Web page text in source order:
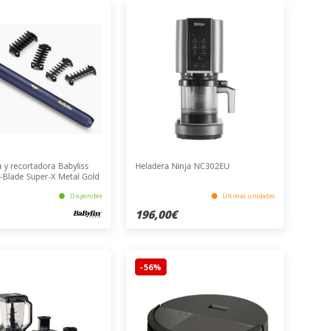
y recortadora Babyliss
Blade Super-X Metal Gold
Disponible
Heladera Ninja NC302EU
Últimas unidades
196,00€
-56%